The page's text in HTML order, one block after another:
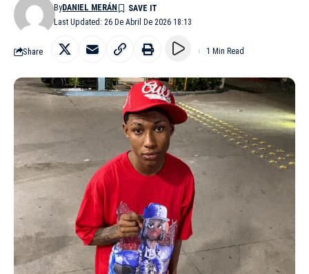
Last Updated: 26 De Abril De 2026 18:13
ByDANIEL MERÁN
Share 1 Min Read